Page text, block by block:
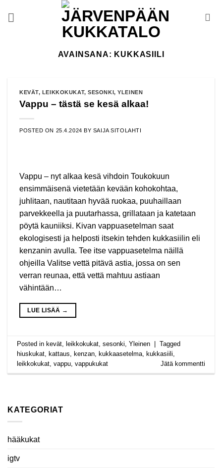
AVAINSANA: KUKKASIILI
KATEGORIAT
hääkukat
igtv
KEVÄT, LEIKKOKUKAT,SESONKI,YLEINEN
Vappu – tästä se kesä alkaa!
POSTED ON 25.4.2024 BY SAIJA SITOLAHTI
Vappu – nyt alkaa kesä vihdoin Toukokuun
ensimmäisenä vietetään kevään kohokohtaa,
juhlitaan, nautitaan hyvää ruokaa, puuhaillaan
parvekkeella ja puutarhassa, grillataan ja katetaan
pöytä kauniiksi. Kivan vappuasetelman saat
ekologisesti ja helposti itsekin tehden kukkasiilin eli
kenzanin avulla. Tee itse vappuasetelma näillä
ohjeilla Valitse vettä pitävä astia, jossa on sen
verran reunaa, että vettä mahtuu astiaan
vähintään…
LUE LISÄÄ →
Posted in kevät leikkokukat ,sesonki ,Yleinen
Tagged
hiuskukat
kattaus kenzan kukkaasetelma kukkasiili
leikkokukat ,vappu ,vappukukat Jätä kommentti